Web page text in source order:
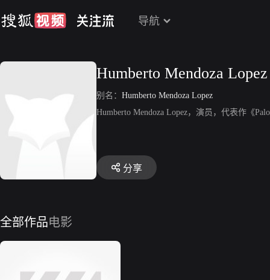
导航
Humberto Mendoza Lopez
别名： Humberto Mendoza Lopez
Humberto Mendoza Lopez，演员，代表作《
分享
全部作品电影